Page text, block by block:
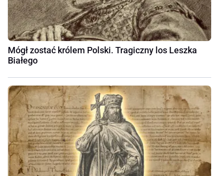
Mógł zostać królem Polski. Tragiczny los Leszka
Białego